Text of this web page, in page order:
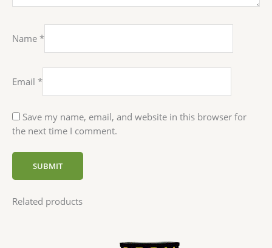
Name *
Email *
Save my name, email, and website in this browser for
the next time I comment.
Related products